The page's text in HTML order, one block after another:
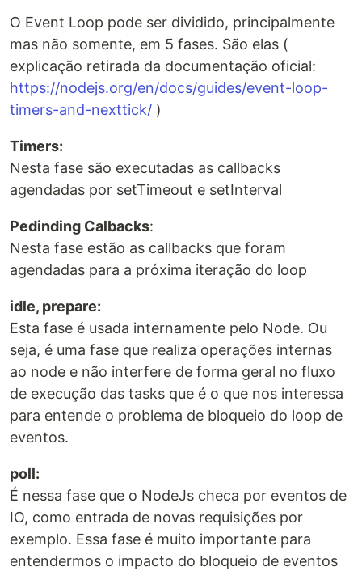
O Event Loop pode ser dividido, principalmente
mas não somente, em 5 fases. São elas (
explicação retirada da documentação oficial:
https://nodejs.org/en/docs/guides/event-loop-
timers-and-nexttick/ )
Timers:
Nesta fase são executadas as callbacks
agendadas por setTimeout e setInterval
Pedinding Calbacks:
Nesta fase estão as callbacks que foram
agendadas para a próxima iteração do loop
idle, prepare:
Esta fase é usada internamente pelo Node. Ou
seja, é uma fase que realiza operações internas
ao node e não interfere de forma geral no fluxo
de execução das tasks que é o que nos interessa
para entende o problema de bloqueio do loop de
eventos.
poll:
É nessa fase que o NodeJs checa por eventos de
IO, como entrada de novas requisições por
exemplo. Essa fase é muito importante para
entendermos o impacto do bloqueio de eventos